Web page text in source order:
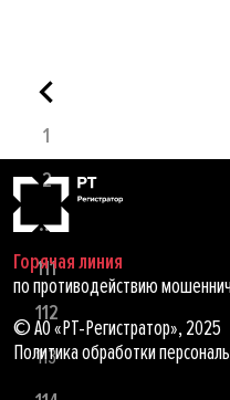
1
2
...
111
112
113
Горячая линия
по противодействию
© АО «РТ-Регистратор», 2025
Политика обработки